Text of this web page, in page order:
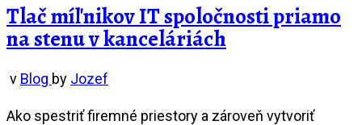
Tlač míľnikov IT spoločnosti priamo
na stenu v kanceláriách
v Blog by Jozef
Ako spestriť firemné priestory a zároveň vytvoriť